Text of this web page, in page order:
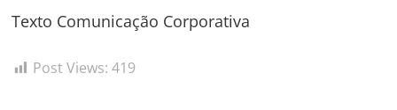
Texto Comunicação Corporativa
Post Views: 419